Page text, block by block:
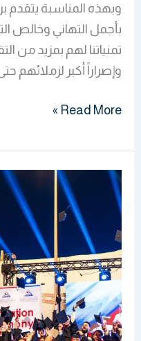
وبهذه المناسبة يتقدم
بأجمل التهاني وخالص
تمنياتنا لهم بمزيد من
وإصراراً أكبر لزملائهم
Read More »
حفل
تخرج
2026